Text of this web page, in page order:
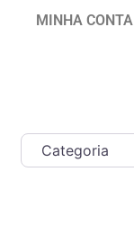
MINHA CONTA